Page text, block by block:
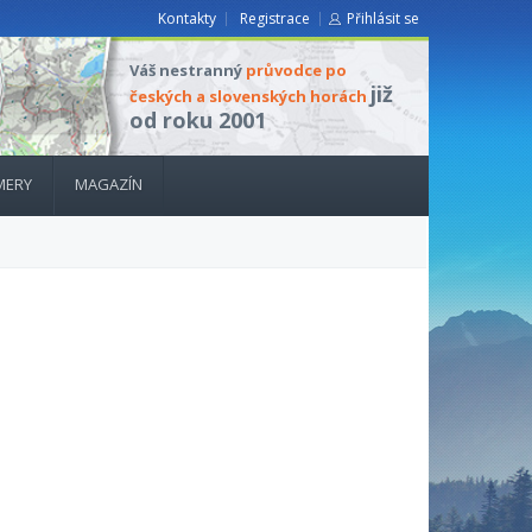
Kontakty Registrace Přihlásit se
Váš nestranný průvodce po
českých a slovenských horách již
od roku 2001
MAGAZÍN